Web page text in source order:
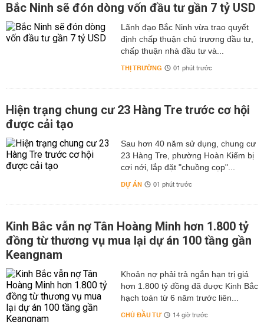
Bắc Ninh sẽ đón dòng vốn đầu tư gần 7 tỷ USD
Lãnh đạo Bắc Ninh vừa trao quyết
định chấp thuận chủ trương đầu tư,
chấp thuận nhà đầu tư và...
THỊ TRƯỜNG 01 phút trước
Hiện trạng chung cư 23 Hàng Tre trước cơ hội
được cải tạo
Sau hơn 40 năm sử dụng, chung cư
23 Hàng Tre, phường Hoàn Kiếm bị
cơi nới, lắp đặt "chuồng cọp"...
DỰ ÁN 01 phút trước
Kinh Bắc vẫn nợ Tân Hoàng Minh hơn 1.800 tỷ
đồng từ thương vụ mua lại dự án 100 tầng gần
Keangnam
hơn 1.800 tỷ đồng đã được Kinh Bắc
hạch toán từ 6 năm trước liên...
CHỦ ĐẦU TƯ 14 giờ trước